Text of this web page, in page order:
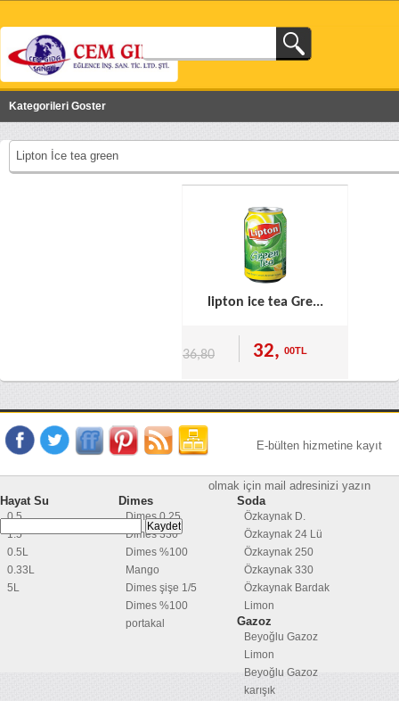
Kategorileri Goster
Lipton İce tea green
lipton ice tea Gre...
36,80 32, 00TL
E-bülten hizmetine kayıt
olmak için mail adresinizi yazın
Hayat Su
0.5
1.5
0.5L
0.33L
5L
Dimes
Dimes 0,25
Dimes 330
Dimes %100
Mango
Dimes şişe 1/5
Dimes %100
portakal
Soda
Özkaynak D.
Özkaynak 24 Lü
Özkaynak 250
Özkaynak 330
Özkaynak Bardak
Limon
Gazoz
Beyoğlu Gazoz
Limon
Beyoğlu Gazoz
karışık